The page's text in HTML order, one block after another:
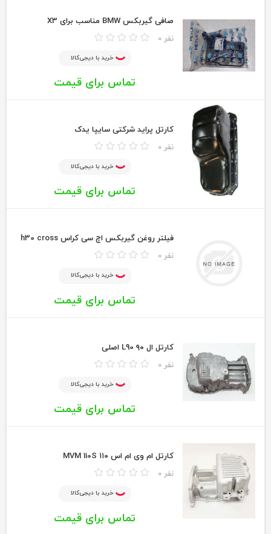
صافی گیربکس BMW مناسب برای X3
0 نفر
خرید با دیجی‌کالا
تماس برای قیمت
کارتل پراید شرکتی سایپا یدک
0 نفر
خرید با دیجی‌کالا
تماس برای قیمت
فیلتر روغن گیربکس اچ سی کراس h30 cross
0 نفر
خرید با دیجی‌کالا
تماس برای قیمت
کارتل ال ۹۰ L90 اصلی
0 نفر
خرید با دیجی‌کالا
تماس برای قیمت
کارتل ام وی ام اس ۱۱۰ MVM 110S
0 نفر
خرید با دیجی‌کالا
تماس برای قیمت